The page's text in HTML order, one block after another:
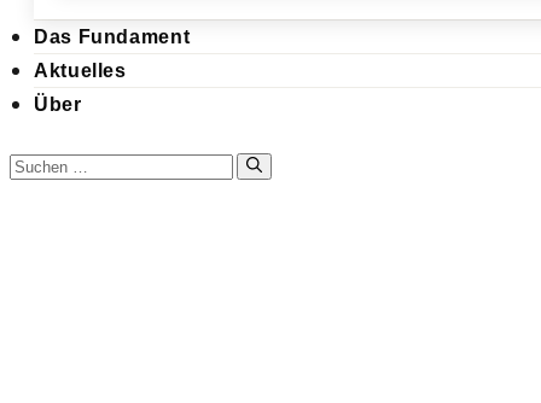
Das Fundament
Aktuelles
Über
Suchen